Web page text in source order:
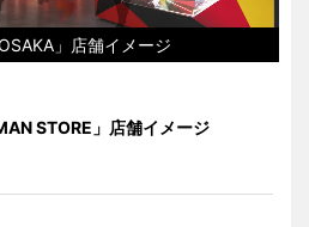
」店舗イメージ
STORE」店舗イメージ